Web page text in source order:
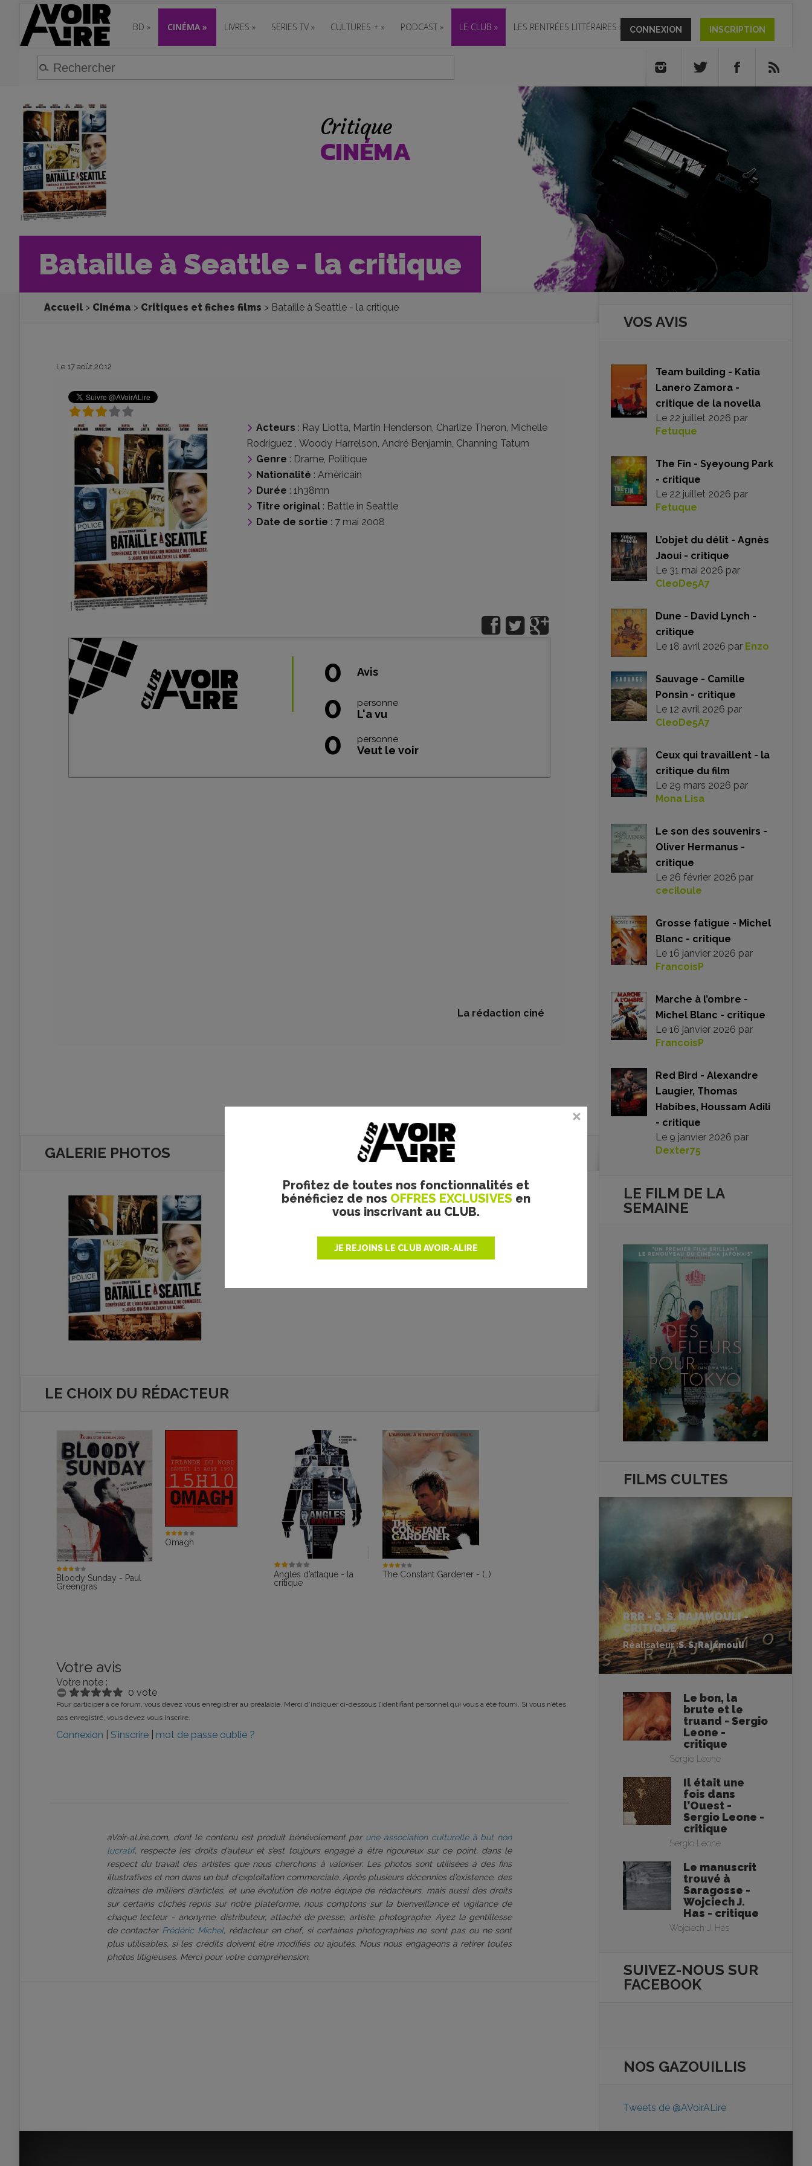
BD » CINÉMA » LIVRES » SERIES TV » CULTURES + » PODCAST » LE CLUB » LES RENTRÉES LITTÉRAIRES » CONNEXION INSCRIPTION
Profitez de toutes nos fonctionnalités et
bénéficiez de nos OFFRES EXCLUSIVES en
vous inscrivant au CLUB.
JE REJOINS LE CLUB AVOIR-ALIRE
Critique
CINÉMA
Bataille à Seattle - la critique
Accueil Cinéma Critiques et fiches films Bataille à Seattle - la critique
Le 17 août 2012
Acteurs : Ray Liotta, Martin Henderson, Charlize Theron, Michelle
Rodriguez , Woody Harrelson, André Benjamin, Channing Tatum
Genre : Drame, Politique
Nationalité : Américain
Durée : 1h38mn
Titre original : Battle in Seattle
Date de sortie : 7 mai 2008
0 Avis
0 personne
L'a vu
0 personne
Veut le voir
La rédaction ciné
GALERIE PHOTOS
LE CHOIX DU RÉDACTEUR
Bloody Sunday - Paul
Greengras
Omagh
Angles d’attaque - la
critique
The Constant Gardener - (…)
Votre avis
Votre note :
0 vote
Pour participer à ce forum, vous devez vous enregistrer au préalable. Merci d’indiquer ci-dessous l’identifiant personnel qui vous a été fourni. Si vous n’êtes
pas enregistré, vous devez vous inscrire.
Connexion S’inscrire mot de passe oublié ?
aVoir-aLire.com, dont le contenu est produit bénévolement par une association culturelle à but non
lucratif, respecte les droits d’auteur et s’est toujours engagé à être rigoureux sur ce point, dans le
respect du travail des artistes que nous cherchons à valoriser. Les photos sont utilisées à des fins
illustratives et non dans un but d’exploitation commerciale. Après plusieurs décennies d’existence, des
dizaines de milliers d’articles, et une évolution de notre équipe de rédacteurs, mais aussi des droits
sur certains clichés repris sur notre plateforme, nous comptons sur la bienveillance et vigilance de
chaque lecteur - anonyme, distributeur, attaché de presse, artiste, photographe. Ayez la gentillesse
de contacter Frédéric Michel, rédacteur en chef, si certaines photographies ne sont pas ou ne sont
plus utilisables, si les crédits doivent être modifiés ou ajoutés. Nous nous engageons à retirer toutes
photos litigieuses. Merci pour votre compréhension.
VOS AVIS
Team building - Katia
Lanero Zamora -
critique de la novella
Le 22 juillet 2026 par
Fetuque
The Fin - Syeyoung Park
- critique
Le 22 juillet 2026 par
Fetuque
L’objet du délit - Agnès
Jaoui - critique
Le 31 mai 2026 par
CleoDe5A7
Dune - David Lynch -
critique
Le 18 avril 2026 par Enzo
Sauvage - Camille
Ponsin - critique
Le 12 avril 2026 par
CleoDe5A7
Ceux qui travaillent - la
critique du film
Le 29 mars 2026 par
Mona Lisa
Le son des souvenirs -
Oliver Hermanus -
critique
Le 26 février 2026 par
ceciloule
Grosse fatigue - Michel
Blanc - critique
Le 16 janvier 2026 par
FrancoisP
Marche à l’ombre -
Michel Blanc - critique
Le 16 janvier 2026 par
FrancoisP
Red Bird - Alexandre
Laugier, Thomas
Habibes, Houssam Adili
- critique
Le 9 janvier 2026 par
Dexter75
LE FILM DE LA
SEMAINE
FILMS CULTES
RRR - S. S. RAJAMOULI -
CRITIQUE
Réalisateur :S. S. Rajamouli
Le bon, la
brute et le
truand - Sergio
Leone -
critique
Sergio Leone
Il était une
fois dans
l’Ouest -
Sergio Leone -
critique
Sergio Leone
Le manuscrit
trouvé à
Saragosse -
Wojciech J.
Has - critique
Wojciech J. Has
SUIVEZ-NOUS SUR
FACEBOOK
NOS GAZOUILLIS
Tweets de @AVoirALire